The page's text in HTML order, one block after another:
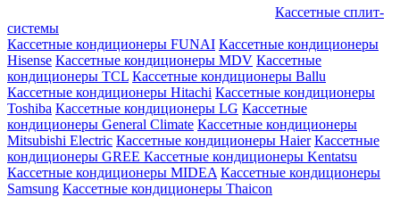
Кассетные сплит-
системы
Кассетные кондиционеры FUNAI Кассетные кондиционеры
Hisense Кассетные кондиционеры MDV Кассетные
кондиционеры TCL Кассетные кондиционеры Ballu
Кассетные кондиционеры Hitachi Кассетные кондиционеры
Toshiba Кассетные кондиционеры LG Кассетные
кондиционеры General Climate Кассетные кондиционеры
Mitsubishi Electric Кассетные кондиционеры Haier Кассетные
кондиционеры GREE Кассетные кондиционеры Kentatsu
Кассетные кондиционеры MIDEA Кассетные кондиционеры
Samsung Кассетные кондиционеры Thaicon